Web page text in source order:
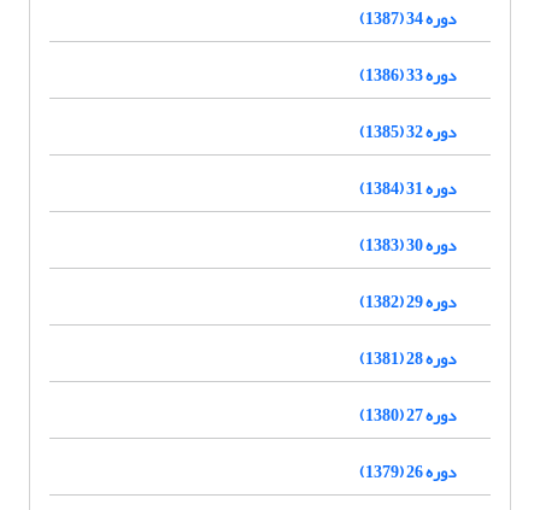
دوره 34 (1387)
دوره 33 (1386)
دوره 32 (1385)
دوره 31 (1384)
دوره 30 (1383)
دوره 29 (1382)
دوره 28 (1381)
دوره 27 (1380)
دوره 26 (1379)